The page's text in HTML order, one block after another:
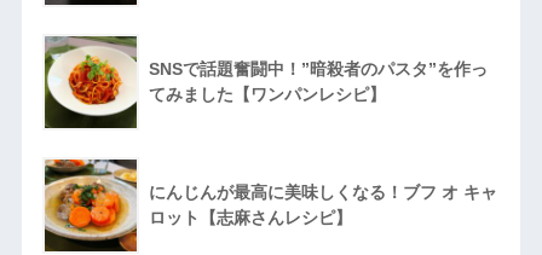
SNSで話題奮闘中！”暗殺者のパスタ”を作っ
てみました【ワンパンレシピ】
にんじんが最高に美味しくなる！ブフ オ キャ
ロット【志麻さんレシピ】